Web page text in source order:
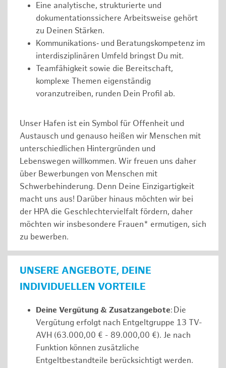
Eine analytische, strukturierte und
dokumentationssichere Arbeitsweise gehört
zu Deinen Stärken.
Kommunikations‑ und Beratungskompetenz im
interdisziplinären Umfeld bringst Du mit.
Teamfähigkeit sowie die Bereitschaft,
komplexe Themen eigenständig
voranzutreiben, runden Dein Profil ab.
Unser Hafen ist ein Symbol für Offenheit und
Austausch und genauso heißen wir Menschen mit
unterschiedlichen Hintergründen und
Lebenswegen willkommen. Wir freuen uns daher
über Bewerbungen von Menschen mit
Schwerbehinderung. Denn Deine Einzigartigkeit
macht uns aus! Darüber hinaus möchten wir bei
der HPA die Geschlechtervielfalt fördern, daher
möchten wir insbesondere Frauen* ermutigen, sich
zu bewerben.
UNSERE ANGEBOTE, DEINE
INDIVIDUELLEN VORTEILE
Deine Vergütung & Zusatzangebote: Die
Vergütung erfolgt nach Entgeltgruppe 13 TV-
AVH (63.000,00 € - 89.000,00 €). Je nach
Funktion können zusätzliche
Entgeltbestandteile berücksichtigt werden.